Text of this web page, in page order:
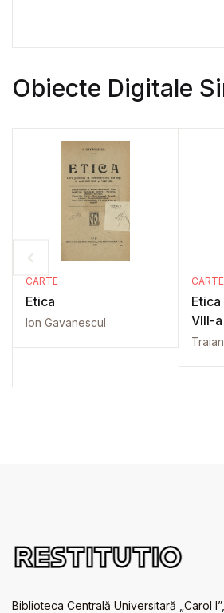
Obiecte Digitale
CARTE
Etica
Ion Gavanescul
CARTE
VIII-
Biblioteca Centrală Universitară „Carol I”,